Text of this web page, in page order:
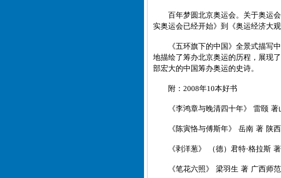
百年梦圆北京奥运会。关于奥运
实奥运会已经开始》到《奥运经济大观
《五环旗下的中国》全景式描写
地描绘了筹办北京奥运的历程，展现
部宏大的中国筹办奥运的史诗。
附：2008年10本好书
《李鸿章与晚清四十年》 雷颐
《陈寅恪与傅斯年》 岳南 著 陕
《剥洋葱》 （德）君特·格拉斯
《笔花六照》 梁羽生 著 广西师